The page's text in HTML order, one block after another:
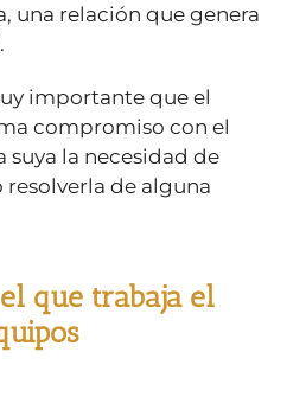
una relación que genera
importante que el
compromiso con el
suya la necesidad de
de alguna
que trabaja el